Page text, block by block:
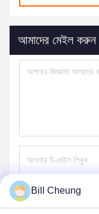
আমাদের মেইল ​​করুন
Bill Cheung